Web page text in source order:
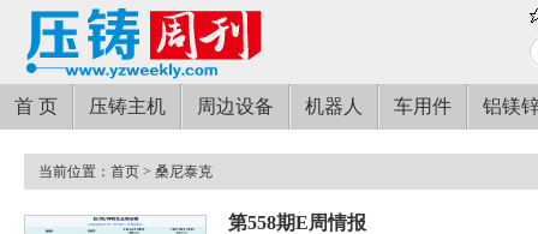
首 页 压铸主机 周边设备 机器人 车用件 铝镁
当前位置： 首页 > 桑尼泰克
第558期E周情报